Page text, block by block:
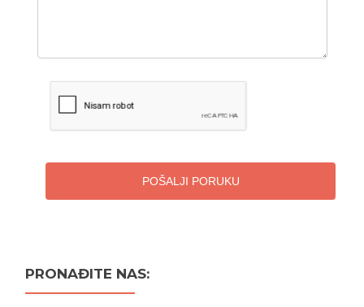
POŠALJI PORUKU
PRONAĐITE NAS: